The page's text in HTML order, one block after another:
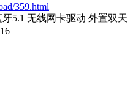
359.html